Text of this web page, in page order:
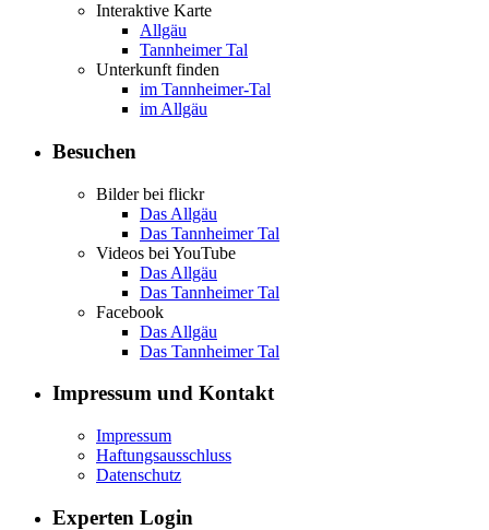
Interaktive Karte
Allgäu
Tannheimer Tal
Unterkunft finden
im Tannheimer-Tal
im Allgäu
Besuchen
Bilder bei flickr
Das Allgäu
Das Tannheimer Tal
Videos bei YouTube
Das Allgäu
Das Tannheimer Tal
Facebook
Das Allgäu
Das Tannheimer Tal
Impressum und Kontakt
Impressum
Haftungsausschluss
Datenschutz
Experten Login